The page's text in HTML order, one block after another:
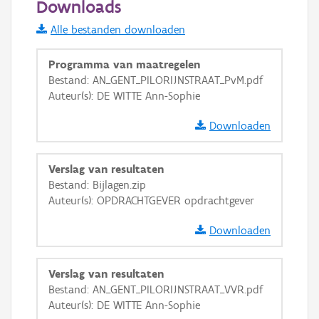
Informatie Vlaanderen
i
+ −
Basis Lagen
Ortho
GRB-Basiskaart
GRB-Basiskaart in grijswaarden
Downloads
Alle bestanden downloaden
Programma van maatregelen
Bestand: AN_GENT_PILORIJNSTRAAT_PvM.pdf
Auteur(s): DE WITTE Ann-Sophie
Downloaden
Verslag van resultaten
Bestand: Bijlagen.zip
Auteur(s): OPDRACHTGEVER opdrachtgever
Downloaden
Verslag van resultaten
Bestand: AN_GENT_PILORIJNSTRAAT_VVR.pdf
Auteur(s): DE WITTE Ann-Sophie